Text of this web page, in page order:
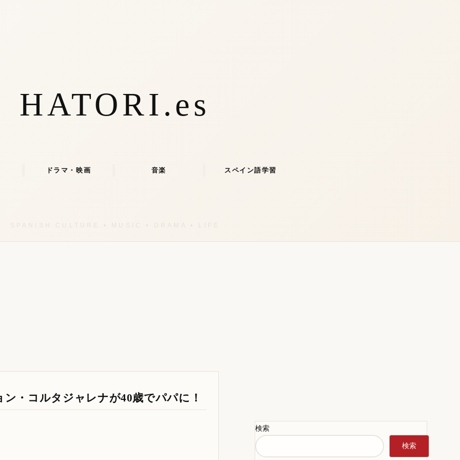
HATORI.es
ドラマ・映画 音楽 スペイン語学習
ン・コルタジャレナが40歳でパパに！
検索
検索